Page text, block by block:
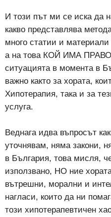
И този път ми се иска да
какво представлява
много статии и
а на това КОЙ ИМА ПРАВО
ситуацията в момента в
важно както за хората,
Хипотерапия, така и за
услуга.
Веднага идва въпросът
уточнявам, няма закони,
в България, това мисля,
използвано, НО ние
вътрешни, морални и
нагласи, които да ни
този хипотерапевтичен